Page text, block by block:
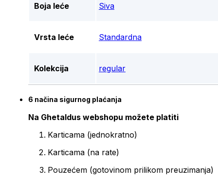
Boja leće Siva
Vrsta leće Standardna
Kolekcija regular
6 načina sigurnog plaćanja
Na Ghetaldus webshopu možete platiti
Karticama (jednokratno)
Karticama (na rate)
Pouzećem (gotovinom prilikom preuzimanja)